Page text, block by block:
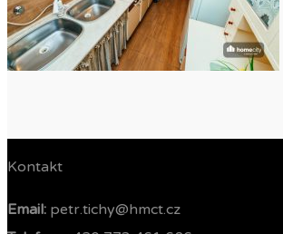
Kontakt
Email: petr.tichy@hmct.cz